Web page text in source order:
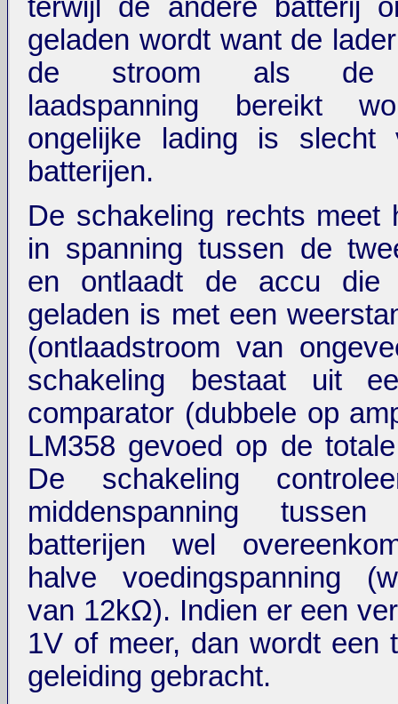
terwijl de andere batterij
geladen wordt want de
de stroom als de
laadspanning bereikt
ongelijke lading is slecht
batterijen.
De schakeling rechts meet
in spanning tussen de
en ontlaadt de accu die
geladen is met een
(ontlaadstroom van
schakeling bestaat uit
comparator (dubbele op
LM358 gevoed op de
De schakeling
middenspanning
batterijen wel
halve voedingspanning
van 12kΩ). Indien er een
1V of meer, dan wordt een
geleiding gebracht.